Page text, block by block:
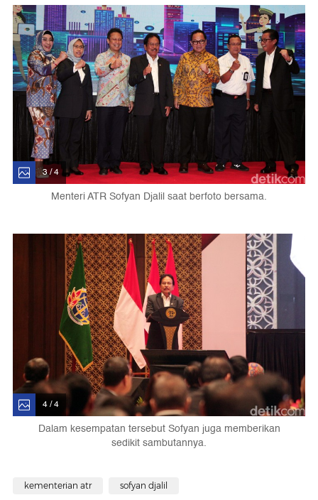
3 / 4
Menteri ATR Sofyan Djalil saat berfoto bersama.
4 / 4
Dalam kesempatan tersebut Sofyan juga memberikan
sedikit sambutannya.
kementerian atr sofyan djalil